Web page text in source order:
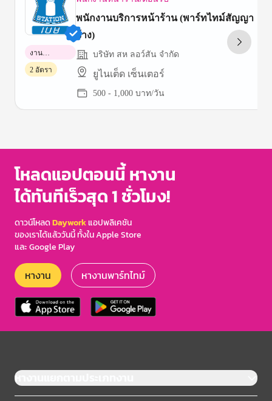
พนักงานบริการหน้าร้าน (พาร์ทไทม์สัญญา
จ้าง)
บริษัท สห ลอว์สัน จำกัด
ยูไนเต็ด เซ็นเตอร์
500 - 1,000 บาท/วัน
งาน
พาร์ทไทม์
2 อัตรา
of
โหลดแอปตอนนี้ หางาน
ได้ทันทีเร็วสุด 1 ชั่วโมง!
ดาวน์โหลดDayworkแอปพลิเคชัน
ของเราได้แล้ววันนี้ ทั้งใน Apple Store
และ Google Play
หางาน หางานพาร์ทไทม์
หางานแยกตามประเภทงาน